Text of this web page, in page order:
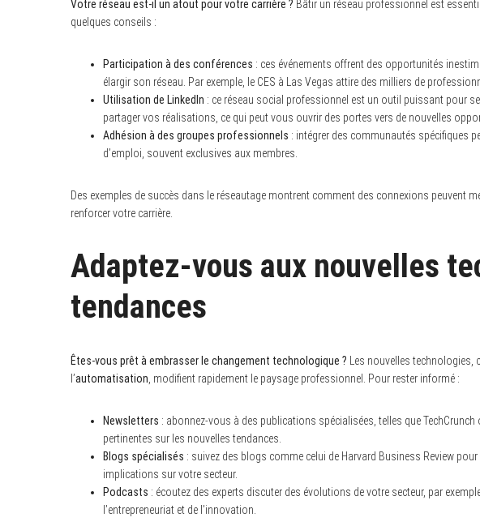
Votre réseau est-il un atout pour votre carrière ? Bâtir un réseau professionnel est
quelques conseils :
Participation à des conférences : ces événements offrent des opportunités
élargir son réseau. Par exemple, le CES à Las Vegas attire des milliers de
Utilisation de LinkedIn : ce réseau social professionnel est un outil puissant pour
partager vos réalisations, ce qui peut vous ouvrir des portes vers de nouvelles
Adhésion à des groupes professionnels : intégrer des communautés spécifiques
d’emploi, souvent exclusives aux membres.
Des exemples de succès dans le réseautage montrent comment des connexions peuvent
renforcer votre carrière.
Adaptez-vous aux nouvelles
tendances
Êtes-vous prêt à embrasser le changement technologique ? Les nouvelles technologies,
l’automatisation , modifient rapidement le paysage professionnel. Pour rester informé :
Newsletters : abonnez-vous à des publications spécialisées, telles que
pertinentes sur les nouvelles tendances.
Blogs spécialisés : suivez des blogs comme celui de Harvard Business Review
implications sur votre secteur.
Podcasts : écoutez des experts discuter des évolutions de votre secteur, par
l’entrepreneuriat et de l’innovation.